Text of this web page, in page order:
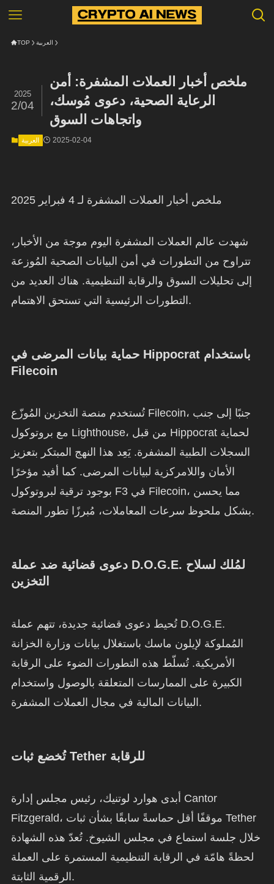
TOP العربية
ملخص أخبار العملات المشفرة: أمن
الرعاية الصحية، دعوى مُوسك،
واتجاهات السوق
2025
2/04
العربية 2025-02-04
ملخص أخبار العملات المشفرة لـ 4 فبراير 2025
شهدت عالم العملات المشفرة اليوم موجة من الأخبار،
تتراوح من التطورات في أمن البيانات الصحية المُوزعة
إلى تحليلات السوق والرقابة التنظيمية. هناك العديد من
التطورات الرئيسية التي تستحق الاهتمام.
حماية بيانات المرضى في Hippocrat باستخدام
Filecoin
تُستخدم منصة التخزين المُوزّع Filecoin، جنبًا إلى جنب
مع بروتوكول Lighthouse، من قبل Hippocrat لحماية
السجلات الطبية المشفرة. يَعِد هذا النهج المبتكر بتعزيز
الأمان واللامركزية لبيانات المرضى. كما أفيد مؤخرًا
بوجود ترقية لبروتوكول F3 في Filecoin، مما يحسن
بشكل ملحوظ سرعات المعاملات، مُبرزًا تطور المنصة.
دعوى قضائية ضد عملة D.O.G.E. لمُلك لسلاح
التخزين
تُحيط دعوى قضائية جديدة، تتهم عملة D.O.G.E.
المُملوكة لإيلون ماسك باستغلال بيانات وزارة الخزانة
الأمريكية. تُسلّط هذه التطورات الضوء على الرقابة
الكبيرة على الممارسات المتعلقة بالوصول واستخدام
البيانات المالية في مجال العملات المشفرة.
تُخضع ثبات Tether للرقابة
أبدى هوارد لوتنيك، رئيس مجلس إدارة Cantor
Fitzgerald، موقفًا أقل حماسةً سابقًا بشأن ثبات Tether
خلال جلسة استماع في مجلس الشيوخ. تُعدّ هذه الشهادة
لحظةً هامّة في الرقابة التنظيمية المستمرة على العملة
الرقمية الثابتة.